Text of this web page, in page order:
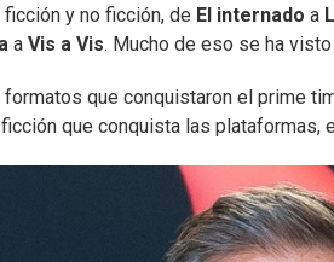
y no ficción, de El internado a
a Vis a Vis. Mucho de eso se ha
que conquistaron el prime
que conquista las plataformas,